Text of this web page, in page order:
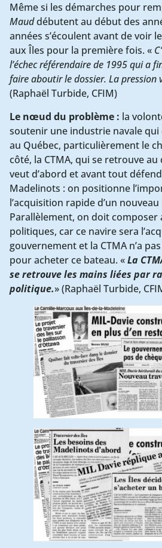
Même si les démarches pour
Mauddébutent au début des
années s’écoulent avant de voir le
aux Îles pour la première fois. «
l’échec référendaire de 1995 qui a
faire aboutir le dossier. La
(Raphaël Turbide, CFIM)
Le nœud du problème : la
soutenir une industrie navale qui
au Québec, particulièrement le
côté, la CTMA, qui se retrouve
veut d’abord et avant tout
Madelinots : on positionne
l’acquisition rapide d’un nouveau
Parallèlement, on doit composer
politiques, car ce navire sera
gouvernement et la CTMA n’a
pour acheter ce bateau. «La
se retrouve les mains liées par
politique.» (Raphaël Turbide,